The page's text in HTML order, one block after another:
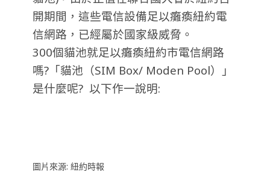
開期間，這些電信設備足以癱瘓紐約電
信網路，已經屬於國家級威脅。
300個貓池就足以癱瘓紐約市電信網路
嗎?「貓池（SIM Box/ Moden Pool）」
是什麼呢? 以下作一說明:
圖片來源: 紐約時報